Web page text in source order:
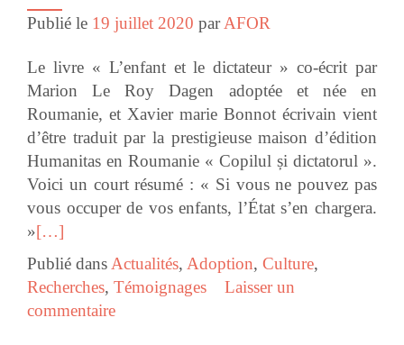
Publié le 19 juillet 2020 parAFOR
Le livre « L’enfant et le dictateur » co-écrit par
Marion Le Roy Dagen adoptée et née en
Roumanie, et Xavier marie Bonnot écrivain vient
d’être traduit par la prestigieuse maison d’édition
Humanitas en Roumanie « Copilul și dictatorul ».
Voici un court résumé : « Si vous ne pouvez pas
vous occuper de vos enfants, l’État s’en chargera.
»[…]
Publié dans Actualités, Adoption, Culture,
Recherches, Témoignages
Laisser un
commentaire